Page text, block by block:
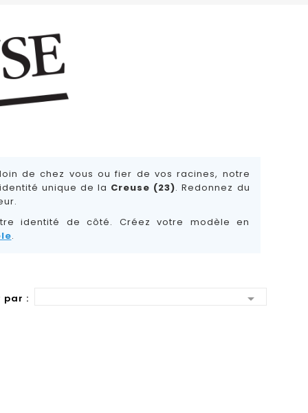
de chez vous ou fier de vos racines, notre
unique de la Creuse (23). Redonnez du
identité de côté. Créez votre modèle en
.
par : 